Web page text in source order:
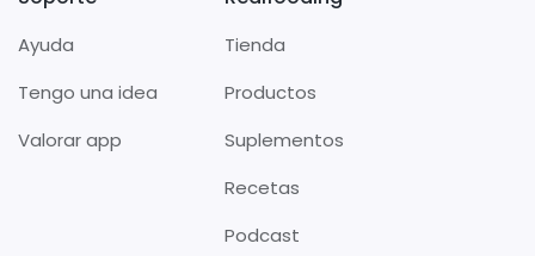
Ayuda
Tengo una idea
Valorar app
Tienda
Productos
Suplementos
Recetas
Podcast